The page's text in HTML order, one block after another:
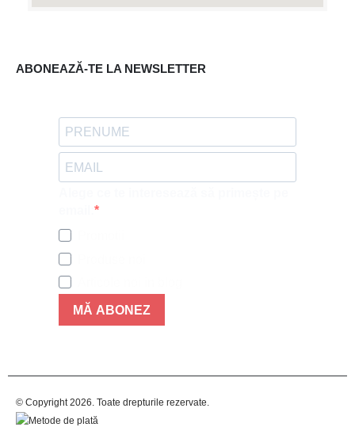
ABONEAZĂ-TE LA NEWSLETTER
MĂ ABONEZ
© Copyright 2026. Toate drepturile rezervate.